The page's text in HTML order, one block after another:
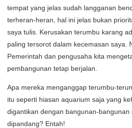
tempat yang jelas sudah langganan
terheran-heran, hal ini jelas bukan
saya tulis. Kerusakan terumbu karang
paling tersorot dalam kecemasan saya.
Pemerintah dan pengusaha kita
pembangunan tetap berjalan.
Apa mereka menganggap terumbu-
itu seperti hiasan aquarium saja yang
digantikan dengan bangunan-
dipandang? Entah!